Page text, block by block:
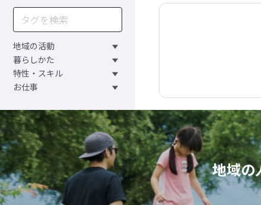
地域の活動
暮らしかた
特性・スキル
お仕事
地域の